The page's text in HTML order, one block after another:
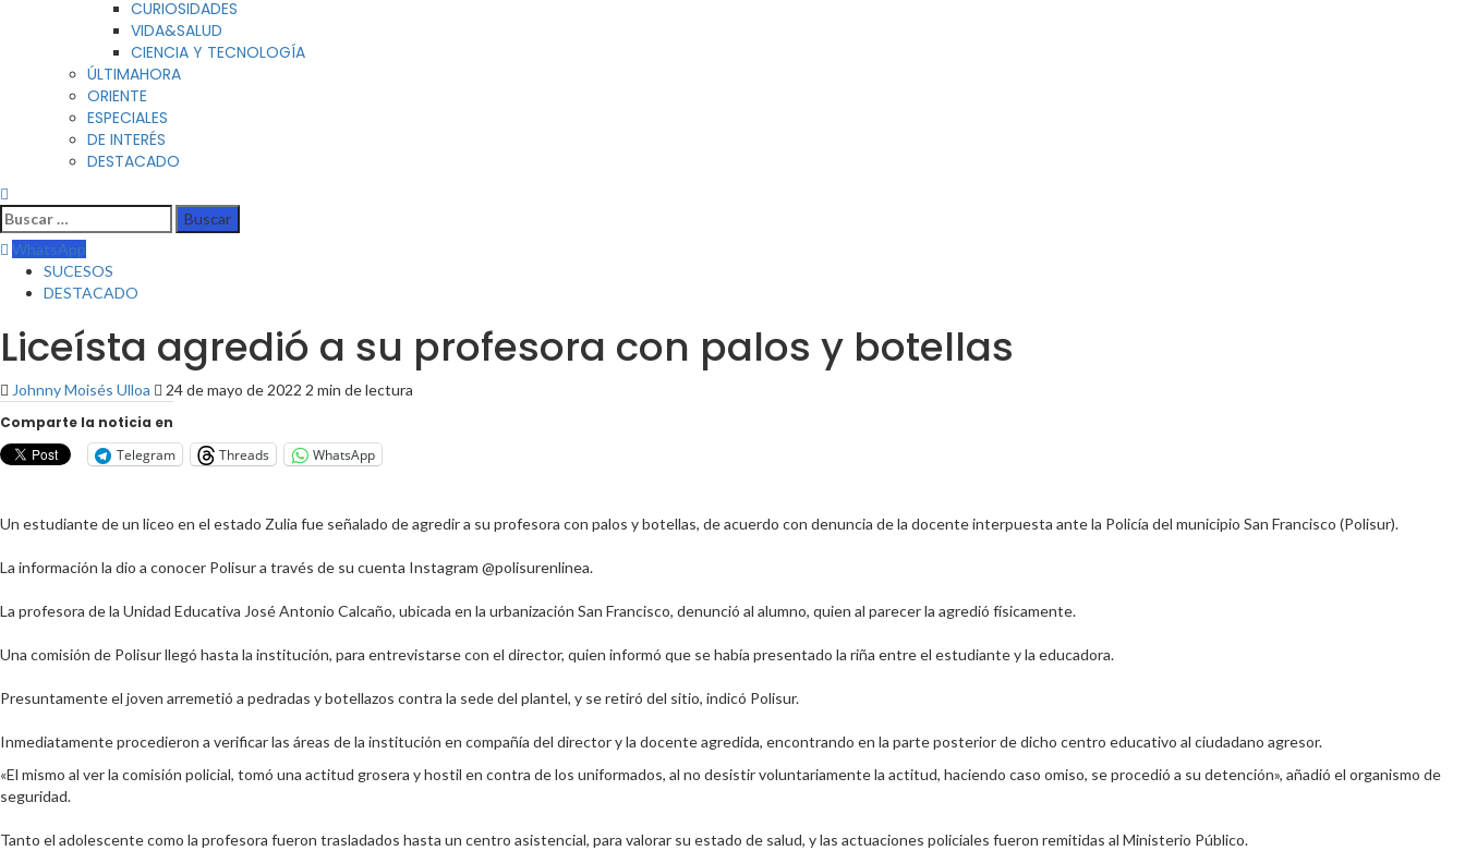
CURIOSIDADES
VIDA&SALUD
CIENCIA Y TECNOLOGÍA
ÚLTIMAHORA
ORIENTE
ESPECIALES
DE INTERÉS
DESTACADO
WhatsApp
SUCESOS
DESTACADO
Liceísta agredió a su profesora con palos y botellas
Johnny Moisés Ulloa 24 de mayo de 2022 2 min de lectura
Comparte la noticia en
Telegram
Threads WhatsApp
Un estudiante de un liceo en el estado Zulia fue señalado de agredir a su profesora con palos y botellas, de acuerdo con denuncia de la docente interpuesta ante la Policía del municipio San Francisco (Polisur).
La información la dio a conocer Polisur a través de su cuenta Instagram @polisurenlinea.
La profesora de la Unidad Educativa José Antonio Calcaño, ubicada en la urbanización San Francisco, denunció al alumno, quien al parecer la agredió físicamente.
Una comisión de Polisur llegó hasta la institución, para entrevistarse con el director, quien informó que se había presentado la riña entre el estudiante y la educadora.
Presuntamente el joven arremetió a pedradas y botellazos contra la sede del plantel, y se retiró del sitio, indicó Polisur.
Inmediatamente procedieron a verificar las áreas de la institución en compañía del director y la docente agredida, encontrando en la parte posterior de dicho centro educativo al ciudadano agresor.
«El mismo al ver la comisión policial, tomó una actitud grosera y hostil en contra de los uniformados, al no desistir voluntariamente la actitud, haciendo caso omiso, se procedió a su detención», añadió el organismo de
seguridad.
Tanto el adolescente como la profesora fueron trasladados hasta un centro asistencial, para valorar su estado de salud, y las actuaciones policiales fueron remitidas al Ministerio Público.